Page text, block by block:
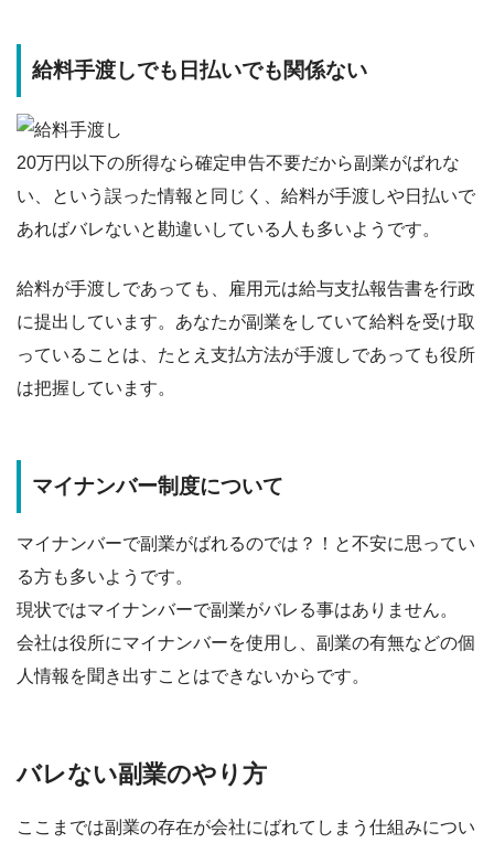
給料手渡しでも日払いでも関係ない
20万円以下の所得なら確定申告不要だから副業がばれな
い、という誤った情報と同じく、 給料が手渡しや日払いで
あればバレないと勘違い している人も多いようです。
給料が手渡しであっても、雇用元は給与支払報告書を行政
に提出しています。あなたが副業をしていて給料を受け取
っていることは、たとえ支払方法が手渡しであっても役所
は把握しています。
マイナンバー制度について
マイナンバーで副業がばれるのでは？！と不安に思ってい
る方も多いようです。
現状ではマイナンバーで副業がバレる事はありません。
会社は役所にマイナンバーを使用し、副業の有無などの個
人情報を聞き出すことはできないからです。
バレない副業のやり方
ここまでは副業の存在が会社にばれてしまう仕組みについ